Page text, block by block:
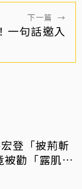
下一篇 →
一句話邀入
登「披荊斬
勸「露肌肉